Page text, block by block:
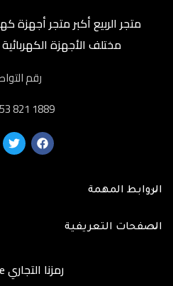
متجر الربيع أكبر متجر أجهزة
مختلف الأجهزة
رقم
821 1889
الروابط المهمة
الصفحات التعريفية
رمزنا التجاري QR Code